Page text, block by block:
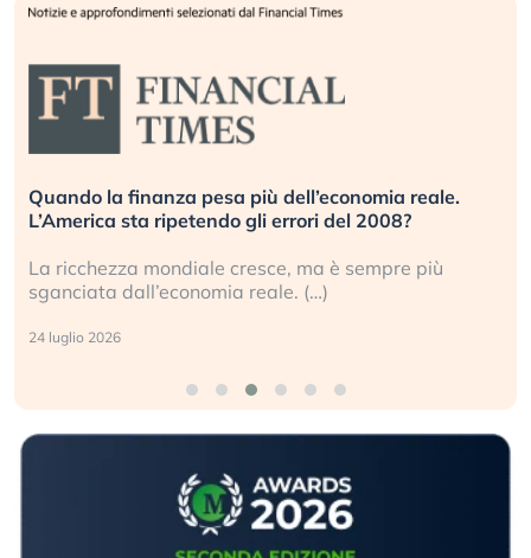
Quando la finanza pesa più dell’economia reale.
L’America sta ripetendo gli errori del 2008?
La ricchezza mondiale cresce, ma è sempre più
sganciata dall’economia reale. (…)
24 luglio 2026